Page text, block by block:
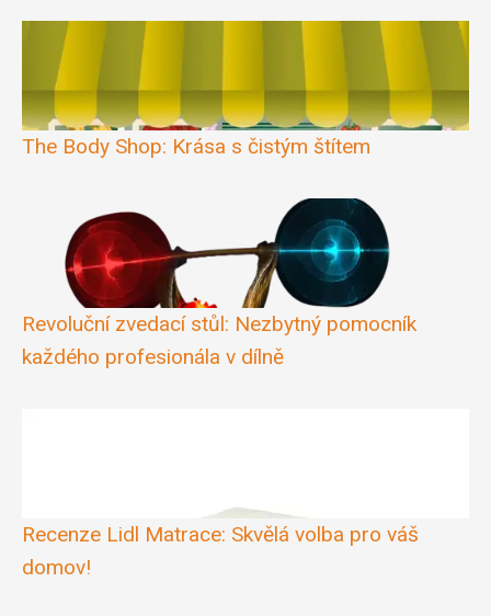
The Body Shop: Krása s čistým štítem
Revoluční zvedací stůl: Nezbytný pomocník
každého profesionála v dílně
Recenze Lidl Matrace: Skvělá volba pro váš
domov!